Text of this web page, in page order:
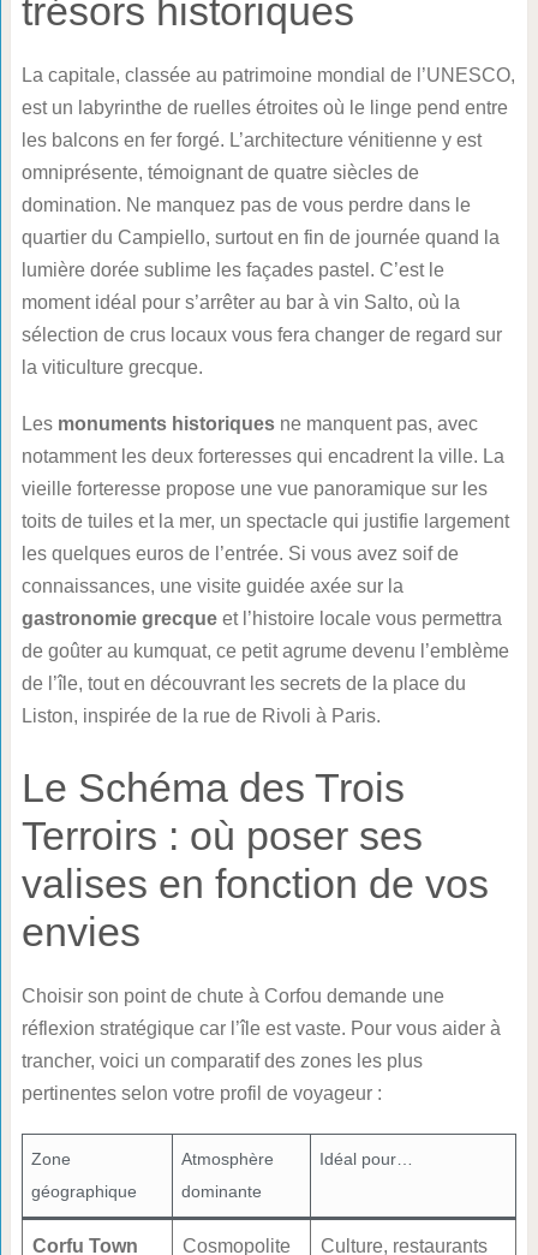
trésors historiques
La capitale, classée au patrimoine mondial de l’UNESCO,
est un labyrinthe de ruelles étroites où le linge pend entre
les balcons en fer forgé. L’architecture vénitienne y est
omniprésente, témoignant de quatre siècles de
domination. Ne manquez pas de vous perdre dans le
quartier du Campiello, surtout en fin de journée quand la
lumière dorée sublime les façades pastel. C’est le
moment idéal pour s’arrêter au bar à vin Salto, où la
sélection de crus locaux vous fera changer de regard sur
la viticulture grecque.
Les monuments historiquesne manquent pas, avec
notamment les deux forteresses qui encadrent la ville. La
vieille forteresse propose une vue panoramique sur les
toits de tuiles et la mer, un spectacle qui justifie largement
les quelques euros de l’entrée. Si vous avez soif de
connaissances, une visite guidée axée sur la
gastronomie grecqueet l’histoire locale vous permettra
de goûter au kumquat, ce petit agrume devenu l’emblème
de l’île, tout en découvrant les secrets de la place du
Liston, inspirée de la rue de Rivoli à Paris.
Le Schéma des Trois
Terroirs : où poser ses
valises en fonction de vos
envies
Choisir son point de chute à Corfou demande une
réflexion stratégique car l’île est vaste. Pour vous aider à
trancher, voici un comparatif des zones les plus
pertinentes selon votre profil de voyageur :
Zone
géographique
Atmosphère
dominante
Idéal pour…
Corfu Town
Cosmopolite
Culture, restaurants